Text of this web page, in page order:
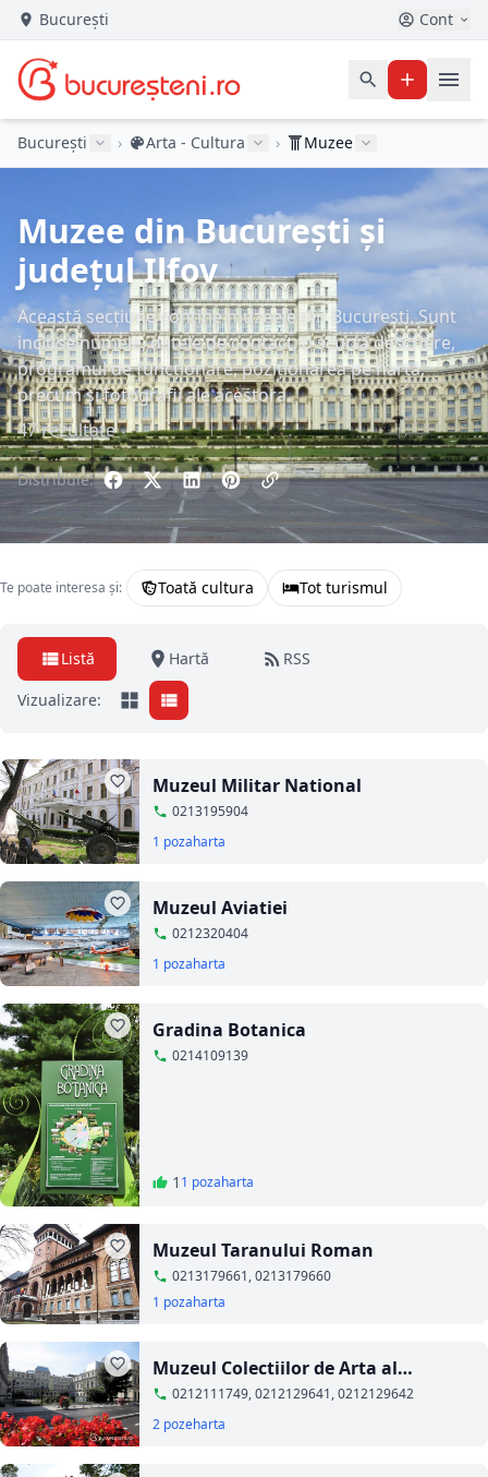
București Cont
București › Arta - Cultura › Muzee
Muzee din București și
județul Ilfov
Această secțiune conține muzeele din București. Sunt
incluse numele, datele de contact, o scurtă descriere,
programul de funcționare, poziționarea pe hartă,
precum și fotografii ale acestora.
47 rezultate
Distribuie:
Te poate interesa și: Toată cultura Tot turismul
Listă Hartă
RSS
Vizualizare:
Muzeul Militar National
0213195904
1 pozaharta
Muzeul Aviatiei
0212320404
1 pozaharta
Gradina Botanica
0214109139
1 1 pozaharta
Muzeul Taranului Roman
0213179661, 0213179660
1 pozaharta
Muzeul Colectiilor de Arta al
Romaniei
0212111749, 0212129641, 0212129642
2 pozeharta